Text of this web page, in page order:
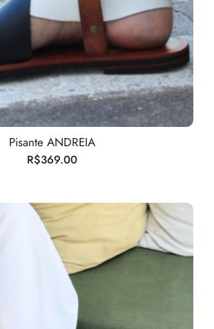
Pisante ANDREIA
R$369.00